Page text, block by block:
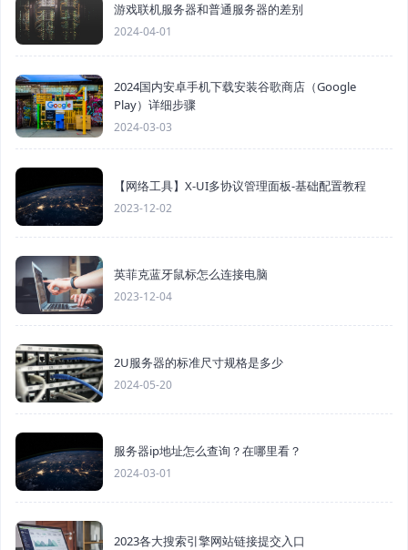
游戏联机服务器和普通服务器的差别
2024-04-01
2024国内安卓手机下载安装谷歌商店（Google
Play）详细步骤
2024-03-03
【网络工具】X-UI多协议管理面板-基础配置教程
2023-12-02
英菲克蓝牙鼠标怎么连接电脑
2023-12-04
2U服务器的标准尺寸规格是多少
2024-05-20
服务器ip地址怎么查询？在哪里看？
2024-03-01
2023各大搜索引擎网站链接提交入口